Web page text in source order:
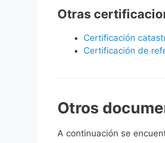
Otras
Certificación
Certificación de
Otros
A continuación se